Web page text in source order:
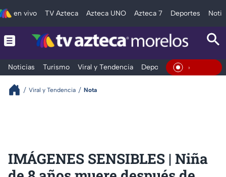
en vivo TV Azteca Azteca UNO Azteca 7 Deportes
Noticias Turismo Viral y Tendencia Deportes Espectáculos
En Vivo
Viral y Tendencia Nota
IMÁGENES SENSIBLES | Niña